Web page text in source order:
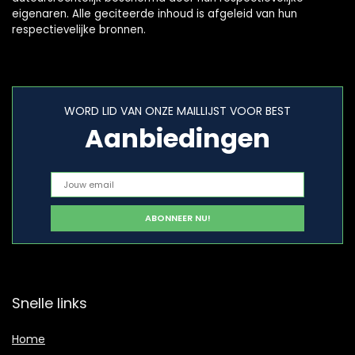
eigenaren. Alle geciteerde inhoud is afgeleid van hun
respectievelijke bronnen.
WORD LID VAN ONZE MAILLIJST VOOR BEST
Aanbiedingen
Snelle links
Home